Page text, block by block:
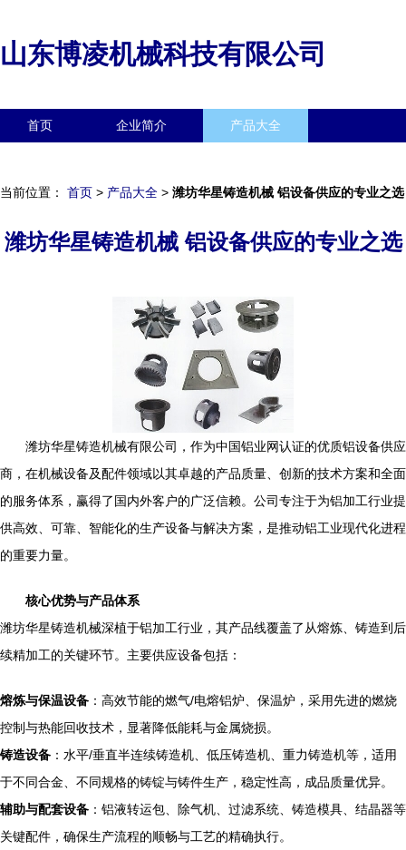
山东博凌机械科技有限公司
首页 企业简介 产品大全
当前位置： 首页 > 产品大全 > 潍坊华星铸造机械 铝设备供应的专业之选
潍坊华星铸造机械 铝设备供应的专业之选
潍坊华星铸造机械有限公司，作为中国铝业网认证的优质铝设备供应
商，在机械设备及配件领域以其卓越的产品质量、创新的技术方案和全面
的服务体系，赢得了国内外客户的广泛信赖。公司专注于为铝加工行业提
供高效、可靠、智能化的生产设备与解决方案，是推动铝工业现代化进程
的重要力量。
核心优势与产品体系
潍坊华星铸造机械深植于铝加工行业，其产品线覆盖了从熔炼、铸造到后
续精加工的关键环节。主要供应设备包括：
熔炼与保温设备 ：高效节能的燃气/电熔铝炉、保温炉，采用先进的燃烧
控制与热能回收技术，显著降低能耗与金属烧损。
铸造设备 ：水平/垂直半连续铸造机、低压铸造机、重力铸造机等，适用
于不同合金、不同规格的铸锭与铸件生产，稳定性高，成品质量优异。
辅助与配套设备 ：铝液转运包、除气机、过滤系统、铸造模具、结晶器等
关键配件，确保生产流程的顺畅与工艺的精确执行。